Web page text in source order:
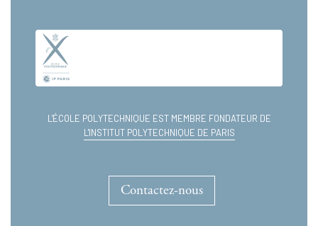
L'ÉCOLE POLYTECHNIQUE EST MEMBRE FONDATEUR DE
L'INSTITUT POLYTECHNIQUE DE PARIS
Contactez-nous